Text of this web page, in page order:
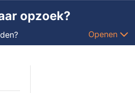
opzoek?
Openen